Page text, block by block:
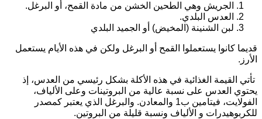
الجريش وهي الطحين الخشن من مادة القمح، أو البرغل.
العدس البلدي.
لبن الشنينة (المخيض) أو الجميد البلدي
كانوا يستعملوا القمح أو البرغل ولكن في هذه الأيام يستعمل
القيمة الغذائية في هذه الأكلة بشكل رئيسي من العدس، إذ
العدس على نسبة عالية من البروتينات وعلى الألياف،
الفولايت، فيتامين ب1 والمعادن. والبرغل الذي يعتبر كمصدر
و الألياف ونسبة قليلة من البروتين.